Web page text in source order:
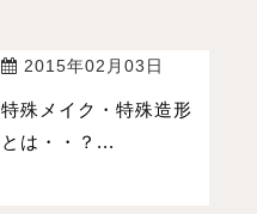
2015年02月03日
特殊メイク・特殊造形
とは・・？...